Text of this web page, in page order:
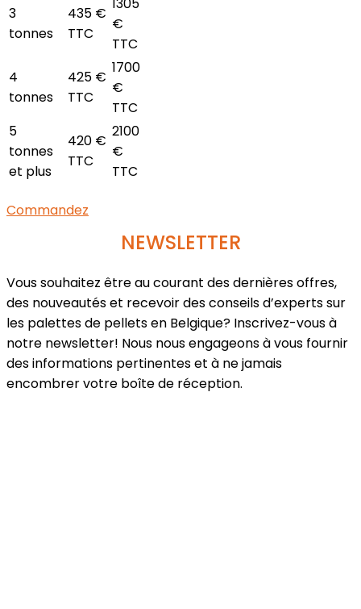
3
tonnes
435 €
TTC
€
TTC
4
tonnes
425 €
TTC
1700
€
TTC
5
tonnes
et plus
420 €
TTC
2100
€
TTC
Commandez
NEWSLETTER
Vous souhaitez être au courant des dernières offres,
des nouveautés et recevoir des conseils d’experts sur
les palettes de pellets en Belgique? Inscrivez-vous à
notre newsletter! Nous nous engageons à vous fournir
des informations pertinentes et à ne jamais
encombrer votre boîte de réception.